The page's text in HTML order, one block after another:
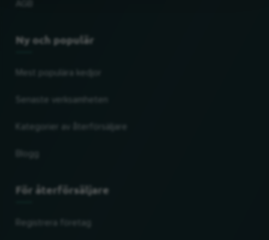
Ny och populär
Senaste verksamheten
Kategorier av återförsäljare
För återförsäljare
Registrera företag